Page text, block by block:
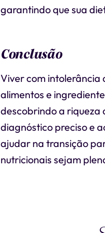
garantindo que sua
Conclusão
Viver com intolerância
alimentos e
descobrindo a riqueza
diagnóstico preciso e
ajudar na transição
nutricionais sejam